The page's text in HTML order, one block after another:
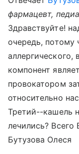
фармацевт,
Здравствуйте!
очередь, потому
аллергического,
компонент
провокатором
относительно
Третий--кашель
лечились?
Бутузова Олеся